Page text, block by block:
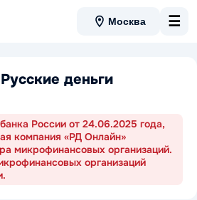
Москва ☰
деньги
России от 24.06.2025 года,
компания «РД Онлайн»
микрофинансовых организаций.
организаций